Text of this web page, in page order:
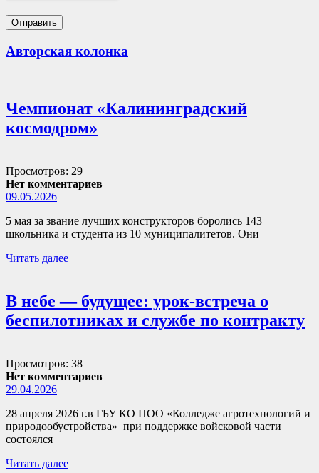
Авторская колонка
Чемпионат «Калининградский
космодром»
Просмотров: 29
Нет комментариев
09.05.2026
5 мая за звание лучших конструкторов боролись 143
школьника и студента из 10 муниципалитетов. Они
Читать далее
В небе — будущее: урок-встреча о
беспилотниках и службе по контракту
Просмотров: 38
Нет комментариев
29.04.2026
28 апреля 2026 г.в ГБУ КО ПОО «Колледже агротехнологий и
природообустройства» при поддержке войсковой части
состоялся
Читать далее